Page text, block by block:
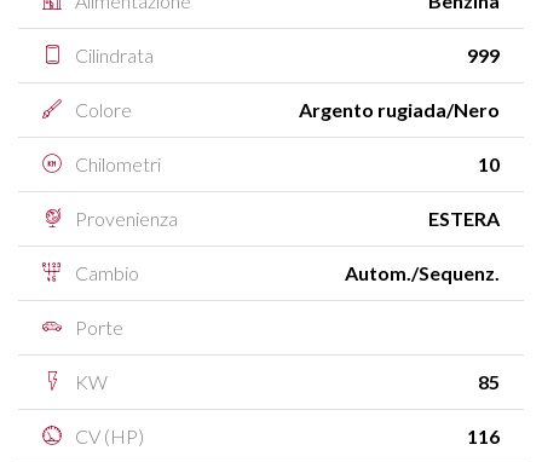
Cilindrata 999
Colore Argento rugiada/Nero
Chilometri 10
Provenienza ESTERA
Cambio Autom./Sequenz.
Porte
KW 85
CV (HP) 116